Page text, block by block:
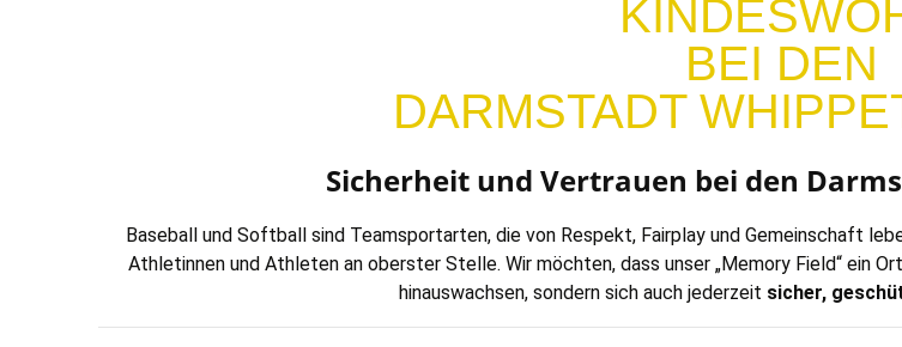
BEI DEN
DARMSTADT
Sicherheit und Vertrauen bei den
Baseball und Softball sind Teamsportarten, die von Respekt, Fairplay und Gemeinschaft
Athletinnen und Athleten an oberster Stelle. Wir möchten, dass unser „Memory Field“ ein
hinauswachsen, sondern sich auch jederzeit sicher,